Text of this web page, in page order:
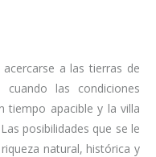
a las tierras de
las condiciones
tiempo apacible y la villa
posibilidades que se le
natural, histórica y